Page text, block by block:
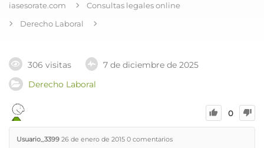
iasesorate.com
Consultas legales online
Derecho Laboral
306 visitas
7 de diciembre de 2025
Derecho Laboral
0
Usuario_3399 26 de enero de 2015 0 comentarios